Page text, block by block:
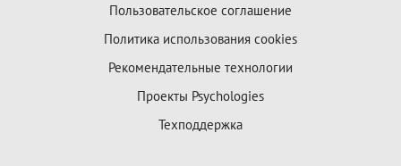
Пользовательское соглашение
Политика использования cookies
Рекомендательные технологии
Проекты Psychologies
Техподдержка